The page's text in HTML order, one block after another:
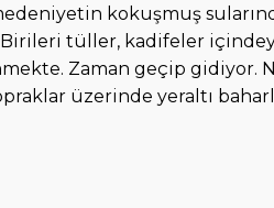
kokuşmuş
Birileri tüller, kadifeler
Zaman geçip gidiyor.
üzerinde yeraltı